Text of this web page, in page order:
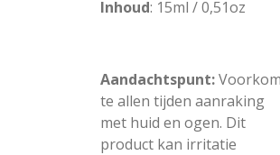
Inhoud: 15ml / 0,51oz
Aandachtspunt:
te allen tijden aanraking
met huid en ogen. Dit
product kan irritatie